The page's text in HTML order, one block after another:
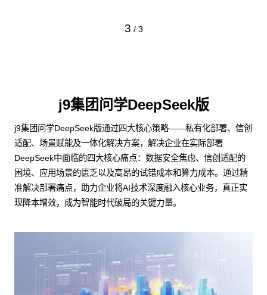
3 / 3
j9集团问学DeepSeek版
j9集团问学DeepSeek版通过四大核心策略——私有化部署、信创
适配、场景赋能及一体化解决方案，解决企业在实际部署
DeepSeek中面临的四大核心痛点：数据安全焦虑、信创适配的
困境、应用场景的匮乏以及高昂的试错成本和算力成本。通过精
准解决部署痛点，助力企业将AI技术深度融入核心业务，真正实
现降本增效，成为智能时代破局的关键力量。